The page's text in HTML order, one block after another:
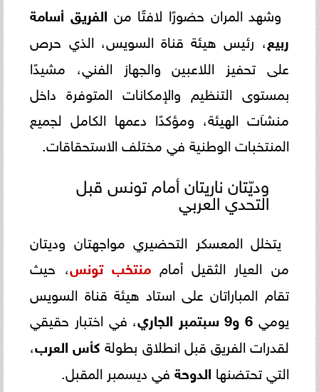
وشهد المران حضورًا لافتًا من الفريق أسامة
ربيع، رئيس هيئة قناة السويس، الذي حرص
على تحفيز اللاعبين والجهاز الفني، مشيدًا
بمستوى التنظيم والإمكانات المتوفرة داخل
منشآت الهيئة، ومؤكدًا دعمها الكامل لجميع
المنتخبات الوطنية في مختلف الاستحقاقات.
وديّتان ناريتان أمام تونس قبل
التحدي العربي
يتخلل المعسكر التحضيري مواجهتان وديتان
من العيار الثقيل أماممنتخب تونس، حيث
تقام المباراتان على استاد هيئة قناة السويس
يومي 6 و9 سبتمبر الجاري
، في اختبار حقيقي
لقدرات الفريق قبل انطلاق بطولة كأس العرب،
التي تحتضنها الدوحة في ديسمبر المقبل.